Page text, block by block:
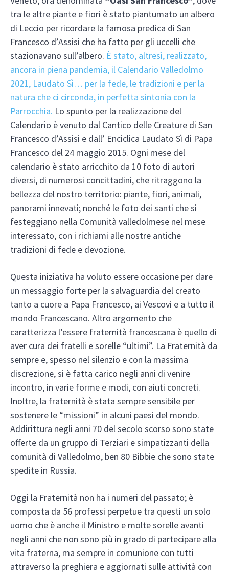
tra le altre piante e fiori è stato piantumato un albero
di Leccio per ricordare la famosa predica di San
Francesco d’Assisi che ha fatto per gli uccelli che
stazionavano sull’albero. È stato, altresì, realizzato,
ancora in piena pandemia, il Calendario Valledolmo
2021, Laudato Sì… per la fede, le tradizioni e per la
natura che ci circonda, in perfetta sintonia con la
Parrocchia. Lo spunto per la realizzazione del
Calendario è venuto dal Cantico delle Creature di San
Francesco d’Assisi e dall’ Enciclica Laudato Sì di Papa
Francesco del 24 maggio 2015. Ogni mese del
calendario è stato arricchito da 10 foto di autori
diversi, di numerosi concittadini, che ritraggono la
bellezza del nostro territorio: piante, fiori, animali,
panorami innevati; nonché le foto dei santi che si
festeggiano nella Comunità valledolmese nel mese
interessato, con i richiami alle nostre antiche
tradizioni di fede e devozione.
Questa iniziativa ha voluto essere occasione per dare
un messaggio forte per la salvaguardia del creato
tanto a cuore a Papa Francesco, ai Vescovi e a tutto il
mondo Francescano. Altro argomento che
caratterizza l’essere fraternità francescana è quello di
aver cura dei fratelli e sorelle “ultimi”. La Fraternità da
sempre e, spesso nel silenzio e con la massima
discrezione, si è fatta carico negli anni di venire
incontro, in varie forme e modi, con aiuti concreti.
Inoltre, la fraternità è stata sempre sensibile per
sostenere le “missioni” in alcuni paesi del mondo.
Addirittura negli anni 70 del secolo scorso sono state
offerte da un gruppo di Terziari e simpatizzanti della
comunità di Valledolmo, ben 80 Bibbie che sono state
spedite in Russia.
Oggi la Fraternità non ha i numeri del passato; è
composta da 56 professi perpetue tra questi un solo
uomo che è anche il Ministro e molte sorelle avanti
negli anni che non sono più in grado di partecipare alla
vita fraterna, ma sempre in comunione con tutti
attraverso la preghiera e aggiornati sulle attività con